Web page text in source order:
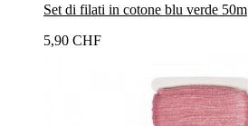
Set di filati in cotone blu verde 50m
5,90 CHF